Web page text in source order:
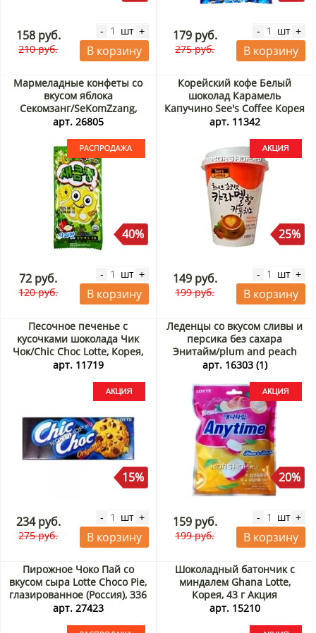
158 руб.
210 руб.
- шт +
В корзину
179 руб.
275 руб.
- шт +
В корзину
Мармеладные конфеты со
вкусом яблока
Секомзанг/SeKomZzang,
Корея, 35 г. Срок до
арт. 26805
40%
72 руб.
120 руб.
- шт +
В корзину
Корейский кофе Белый
шоколад Карамель
Капучино See's Coffee Корея
23 г Акция
арт. 11342
25%
149 руб.
199 руб.
- шт +
В корзину
Песочное печенье с
кусочками шоколада Чик
Чок/Chic Choc Lotte, Корея,
90 г Акция
арт. 11719
15%
234 руб.
275 руб.
- шт +
В корзину
Леденцы со вкусом сливы и
персика без сахара
Энитайм/plum and peach
Anytime Xylitol Lotte , Корея,
арт. 16303 (1)
20%
159 руб.
199 руб.
- шт +
В корзину
Пирожное Чоко Пай со
вкусом сыра Lotte Choco Pie,
глазированное (Россия), 336
г (12 шт). Срок до 20.08.2026.
арт. 27423
Шоколадный батончик с
миндалем Ghana Lotte,
Корея, 43 г Акция
арт. 15210